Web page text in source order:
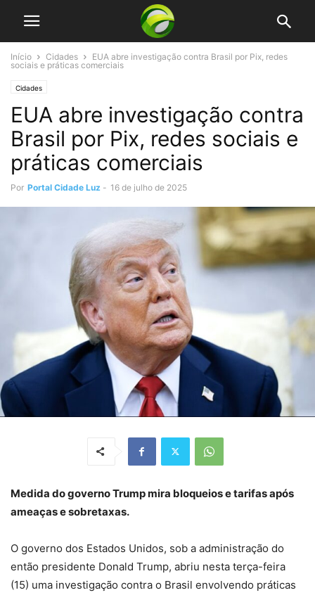
Início Cidades
EUA abre investigação contra Brasil por Pix, redes
sociais e práticas comerciais
Cidades
EUA abre investigação contra
Brasil por Pix, redes sociais e
práticas comerciais
Por Portal Cidade Luz - 16 de julho de 2025
Medida do governo Trump mira bloqueios e tarifas após
ameaças e sobretaxas.
O governo dos Estados Unidos, sob a administração do
então presidente Donald Trump, abriu nesta terça-feira
(15) uma investigação contra o Brasil envolvendo práticas